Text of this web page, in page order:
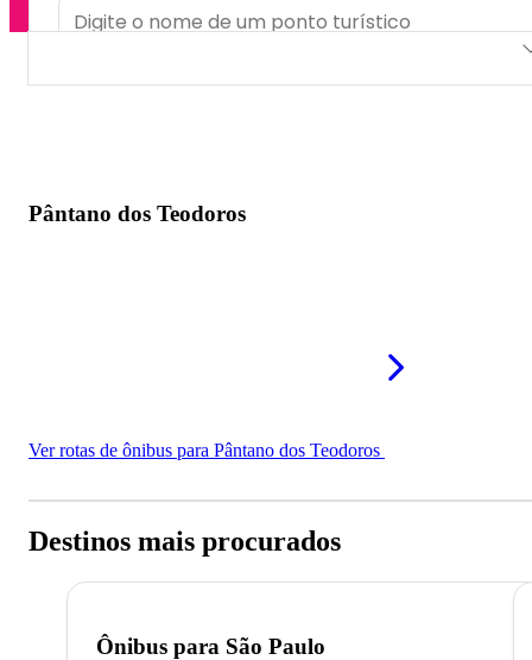
Pântano dos Teodoros
Ver rotas de ônibus para Pântano dos Teodoros
Destinos mais procurados
Ônibus para São Paulo